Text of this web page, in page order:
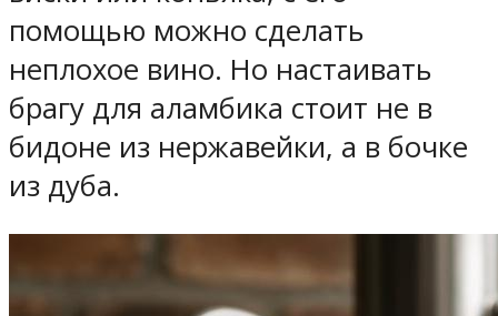
помощью можно сделать
неплохое вино. Но настаивать
брагу для аламбика стоит не в
бидоне из нержавейки, а в бочке
из дуба.